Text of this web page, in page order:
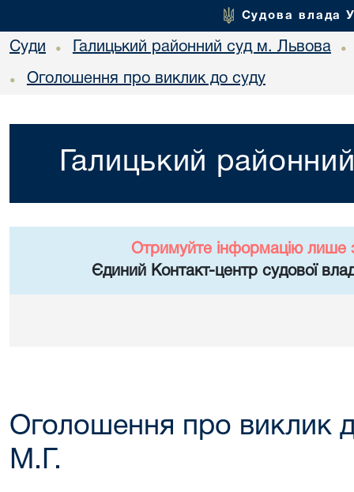
Судова влада
Суди • Галицький районний суд м. Львова •
• Оголошення про виклик до суду
Галицький
Отримуйте інформацію лише
Єдиний Контакт-центр судової
Оголошення про виклик
М.Г.